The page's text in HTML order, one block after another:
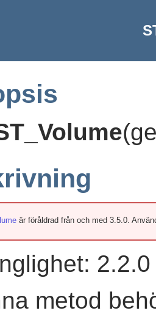
(
är föråldrad från och med 3.5.0.
2.2.0
metod